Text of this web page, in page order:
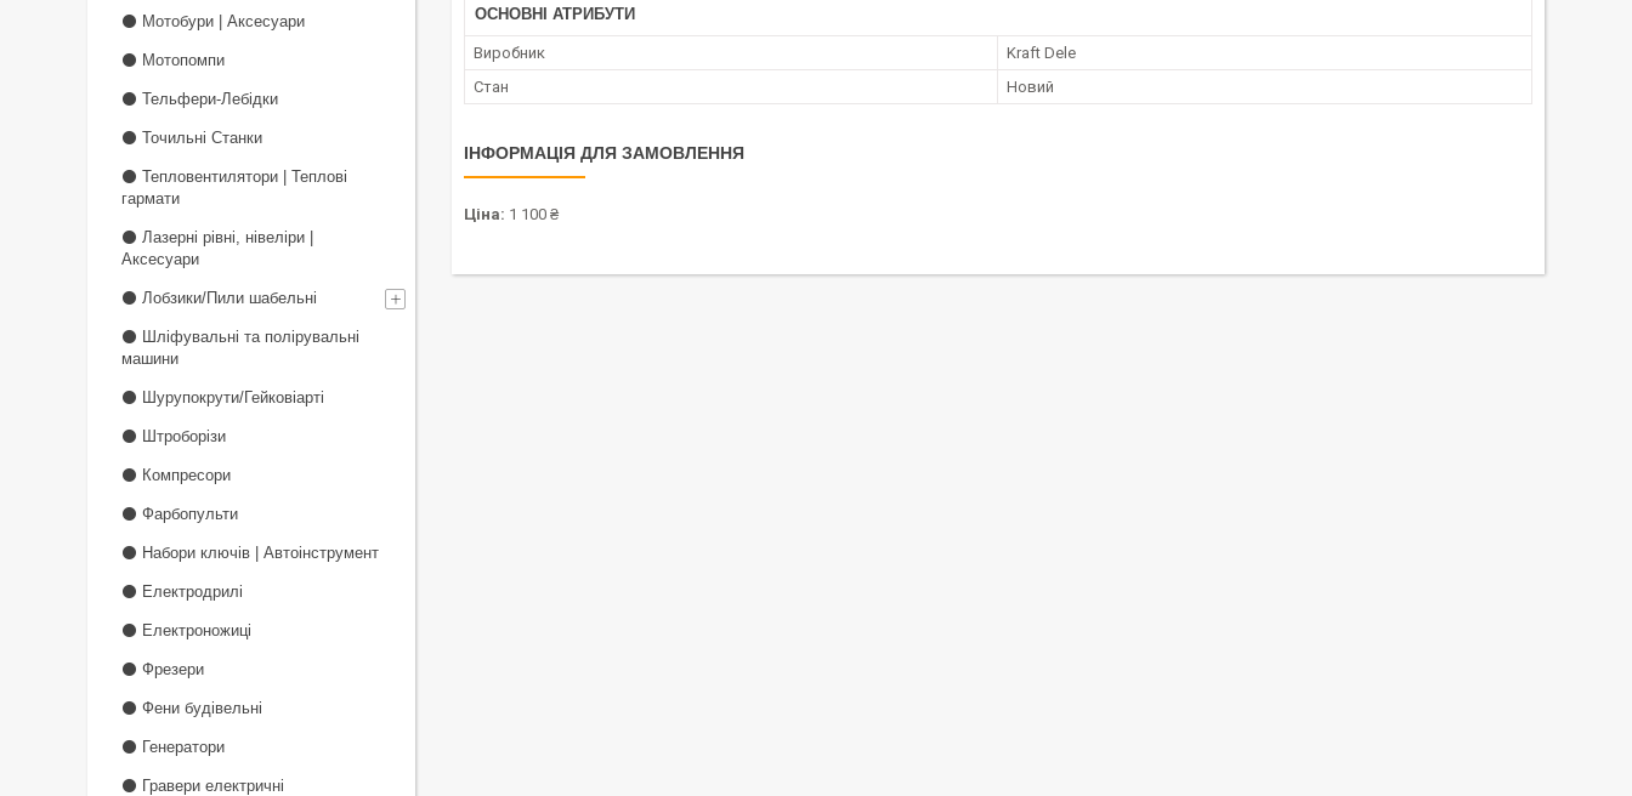
ОСНОВНІ АТРИБУТИ
Виробник
Kraft Dele
Стан
Новий
ІНФОРМАЦІЯ ДЛЯ ЗАМОВЛЕННЯ
Ціна: 1 100 ₴
⚫ Мотобури | Аксесуари
⚫ Мотопомпи
⚫ Тельфери-Лебідки
⚫ Точильні Станки
⚫ Тепловентилятори | Теплові
гармати
⚫ Лазерні рівні, нівеліри |
Аксесуари
⚫ Лобзики/Пили шабельні
⚫ Шліфувальні та полірувальні
машини
⚫ Шурупокрути/Гейковіарті
⚫ Штроборізи
⚫ Компресори
⚫ Фарбопульти
⚫ Набори ключів | Автоінструмент
⚫ Електродрилі
⚫ Електроножиці
⚫ Фрезери
⚫ Фени будівельні
⚫ Генератори
⚫ Гравери електричні